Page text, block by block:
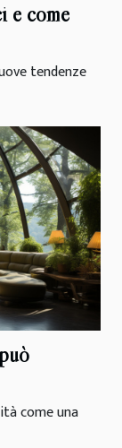
e come
tendenze
come una